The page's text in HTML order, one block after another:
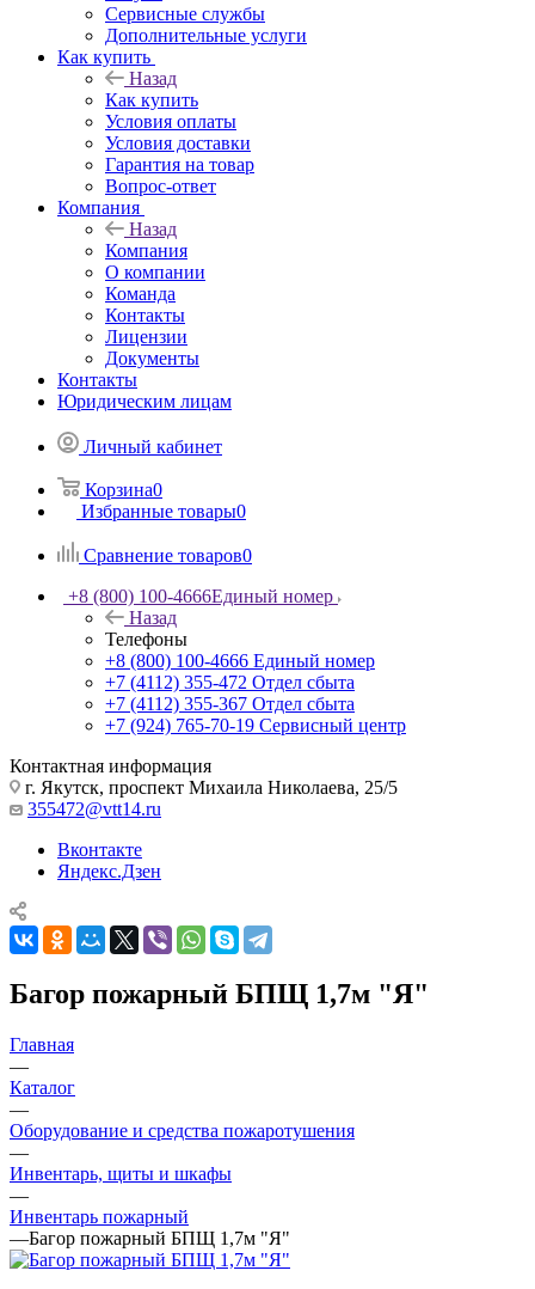
Сервисные службы
Дополнительные услуги
Как купить
Назад
Как купить
Условия оплаты
Условия доставки
Гарантия на товар
Вопрос-ответ
Компания
Назад
Компания
О компании
Команда
Контакты
Лицензии
Документы
Контакты
Юридическим лицам
Личный кабинет
Корзина0
Избранные товары0
Сравнение товаров0
+8 (800) 100-4666Единый номер
Назад
Телефоны
+8 (800) 100-4666 Единый номер
+7 (4112) 355-472 Отдел сбыта
+7 (4112) 355-367 Отдел сбыта
+7 (924) 765-70-19 Сервисный центр
Контактная информация
г. Якутск, проспект Михаила Николаева, 25/5
355472@vtt14.ru
Вконтакте
Яндекс.Дзен
Багор пожарный БПЩ 1,7м "Я"
Главная
—
Каталог
—
Оборудование и средства пожаротушения
—
Инвентарь, щиты и шкафы
—
Инвентарь пожарный
—Багор пожарный БПЩ 1,7м "Я"